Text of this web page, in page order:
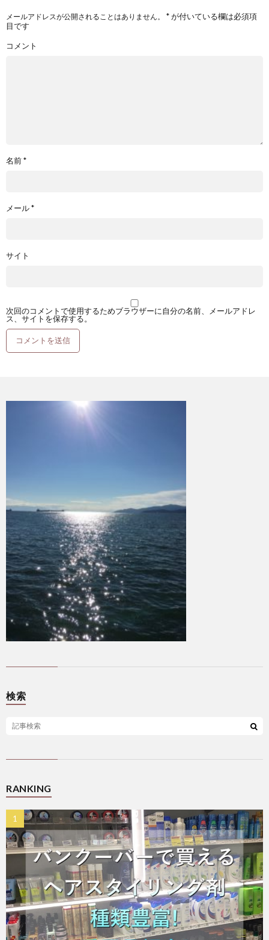
メールアドレスが公開されることはありません。 *が付いている欄は必須項
目です
コメント
名前*
メール*
サイト
次回のコメントで使用するためブラウザーに自分の名前、メールアドレ
ス、サイトを保存する。
検索
RANKING